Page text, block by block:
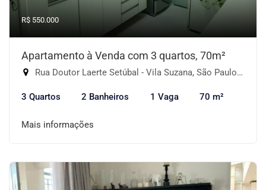
R$ 550.000
Apartamento à Venda com 3 quartos, 70m²
Rua Doutor Laerte Setúbal - Vila Suzana, São Paulo-SP
3 Quartos 2 Banheiros 1 Vaga 70 m²
Mais informações